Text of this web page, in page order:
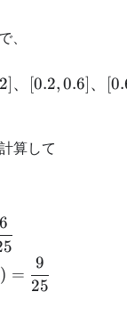
、
q_3,
q_4,
]、 [0.2,0.6]、 [
算して
q_1 &=
6
) =
25
9